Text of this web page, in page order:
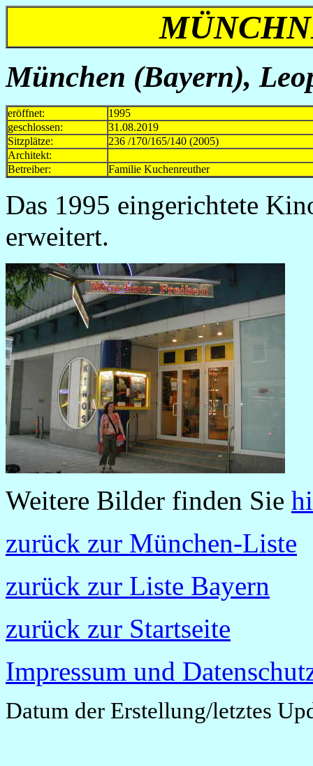
München (Bayern),
eröffnet:
1995
geschlossen:
31.08.2019
Sitzplätze:
236 /170/165/140 (2005)
Architekt:
Betreiber:
Familie Kuchenreuther
Das 1995 eingerichtete
erweitert.
Weitere Bilder finden Sie
zurück zur München-Liste
zurück zur Liste Bayern
zurück zur Startseite
Impressum und
Datum der Erstellung/letztes